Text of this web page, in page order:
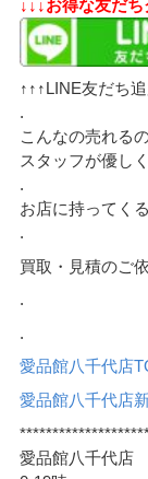
↓↓↓お得な友だ
↑↑↑LINE友だち
.
こんなの売れる
スタッフが優し
.
お店に持ってく
.
買取・見積のご
.
.
愛品館八千代店
愛品館八千代店
愛品館八千代